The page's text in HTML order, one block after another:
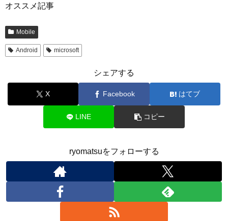
オススメ記事
Mobile
Android microsoft
シェアする
X Facebook はてブ
LINE コピー
ryomatsuをフォローする